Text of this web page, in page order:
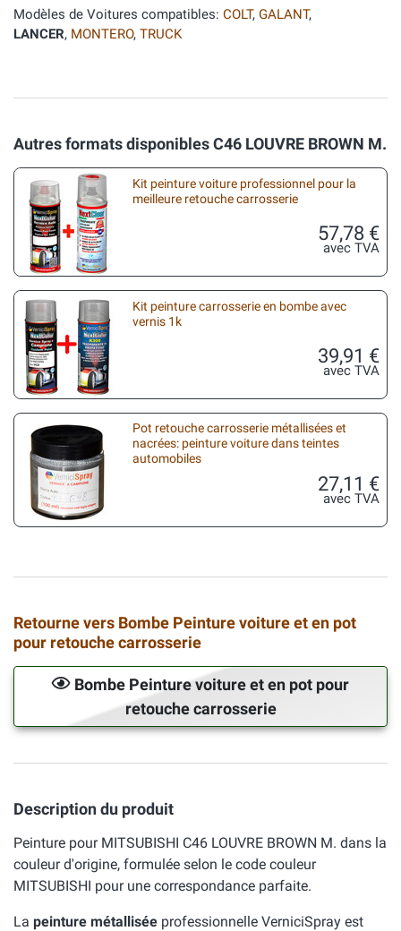
Modèles de Voitures compatibles: COLT, GALANT,
LANCER, MONTERO, TRUCK
Autres formats disponibles C46 LOUVRE BROWN M.
Kit peinture voiture professionnel pour la
meilleure retouche carrosserie
57,78 €
avec TVA
Kit peinture carrosserie en bombe avec
vernis 1k
39,91 €
avec TVA
Pot retouche carrosserie métallisées et
nacrées: peinture voiture dans teintes
automobiles
27,11 €
avec TVA
Retourne vers Bombe Peinture voiture et en pot
pour retouche carrosserie
Bombe Peinture voiture et en pot pour
retouche carrosserie
Description du produit
Peinture pour MITSUBISHI C46 LOUVRE BROWN M. dans la
couleur d'origine, formulée selon le code couleur
MITSUBISHI pour une correspondance parfaite.
La peinture métallisée professionnelle VerniciSpray est